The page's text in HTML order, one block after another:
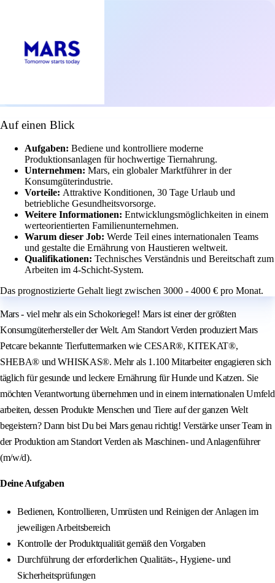
Auf einen Blick
Aufgaben: Bediene und kontrolliere moderne
Produktionsanlagen für hochwertige Tiernahrung.
Unternehmen: Mars, ein globaler Marktführer in der
Konsumgüterindustrie.
Vorteile: Attraktive Konditionen, 30 Tage Urlaub und
betriebliche Gesundheitsvorsorge.
Weitere Informationen: Entwicklungsmöglichkeiten in einem
werteorientierten Familienunternehmen.
Warum dieser Job: Werde Teil eines internationalen Teams
und gestalte die Ernährung von Haustieren weltweit.
Qualifikationen: Technisches Verständnis und Bereitschaft zum
Arbeiten im 4-Schicht-System.
Das prognostizierte Gehalt liegt zwischen 3000 - 4000 € pro Monat.
Mars - viel mehr als ein Schokoriegel! Mars ist einer der größten
Konsumgüterhersteller der Welt. Am Standort Verden produziert Mars
Petcare bekannte Tierfuttermarken wie CESAR®, KITEKAT®,
SHEBA® und WHISKAS®. Mehr als 1.100 Mitarbeiter engagieren sich
täglich für gesunde und leckere Ernährung für Hunde und Katzen. Sie
möchten Verantwortung übernehmen und in einem internationalen Umfeld
arbeiten, dessen Produkte Menschen und Tiere auf der ganzen Welt
begeistern? Dann bist Du bei Mars genau richtig! Verstärke unser Team in
der Produktion am Standort Verden als Maschinen- und Anlagenführer
(m/w/d).
Deine Aufgaben
Bedienen, Kontrollieren, Umrüsten und Reinigen der Anlagen im
jeweiligen Arbeitsbereich
Kontrolle der Produktqualität gemäß den Vorgaben
Durchführung der erforderlichen Qualitäts-, Hygiene- und
Sicherheitsprüfungen